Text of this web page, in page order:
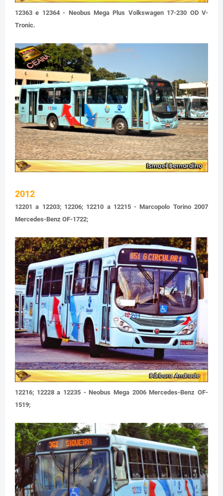
12363 e 12364 - Neobus Mega Plus Volkswagen 17-230 OD V-
Tronic.
2012
12201 a 12203; 12206; 12210 a 12215 - Marcopolo Torino 2007
Mercedes-Benz OF-1722;
12216; 12228 a 12235 - Neobus Mega 2006 Mercedes-Benz OF-
1519;